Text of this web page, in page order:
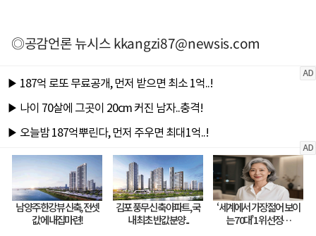
◎공감언론 뉴시스kkangzi87@newsis.com